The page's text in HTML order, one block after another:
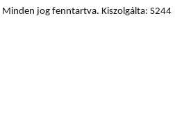
Minden jog fenntartva. Kiszolgálta: S244